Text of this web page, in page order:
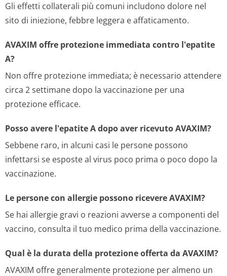
Gli effetti collaterali più comuni includono dolore nel
sito di iniezione, febbre leggera e affaticamento.
AVAXIM offre protezione immediata contro l'epatite
A?
Non offre protezione immediata; è necessario attendere
circa 2 settimane dopo la vaccinazione per una
protezione efficace.
Posso avere l'epatite A dopo aver ricevuto AVAXIM?
Sebbene raro, in alcuni casi le persone possono
infettarsi se esposte al virus poco prima o poco dopo la
vaccinazione.
Le persone con allergie possono ricevere AVAXIM?
Se hai allergie gravi o reazioni avverse a componenti del
vaccino, consulta il tuo medico prima della vaccinazione.
Qual è la durata della protezione offerta da AVAXIM?
AVAXIM offre generalmente protezione per almeno un